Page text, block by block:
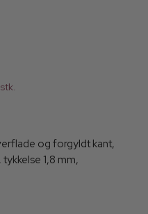
og forgyldt kant,
1,8 mm,